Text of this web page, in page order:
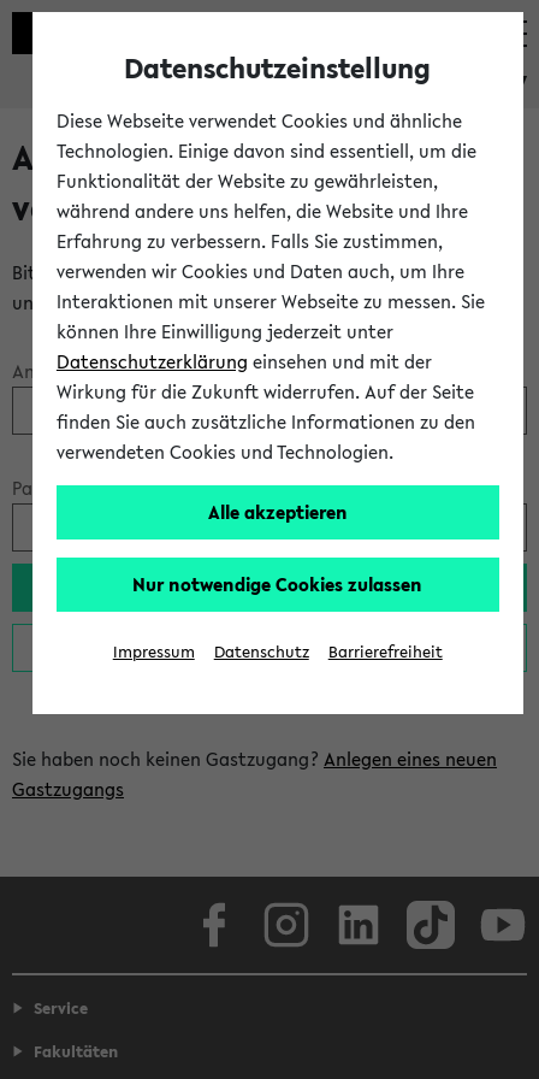
eKVV
Anmeldung über einen
vorhandenen Gastzugang
Bitte melden Sie sich am eKVV mit Ihrem Anmeldenamen
und Ihrem Passwort an:
Anmeldename:
Passwort:
Sie haben noch keinen Gastzugang? Anlegen eines neuen
Gastzugangs
Service
Fakultäten
Datenschutzeinstellung
Diese Webseite verwendet Cookies und ähnliche
Technologien. Einige davon sind essentiell, um die
Funktionalität der Website zu gewährleisten,
während andere uns helfen, die Website und Ihre
Erfahrung zu verbessern. Falls Sie zustimmen,
verwenden wir Cookies und Daten auch, um Ihre
Interaktionen mit unserer Webseite zu messen. Sie
können Ihre Einwilligung jederzeit unter
Datenschutzerklärung einsehen und mit der
Wirkung für die Zukunft widerrufen. Auf der Seite
finden Sie auch zusätzliche Informationen zu den
verwendeten Cookies und Technologien.
Alle akzeptieren
Nur notwendige Cookies zulassen
Impressum Datenschutz Barrierefreiheit